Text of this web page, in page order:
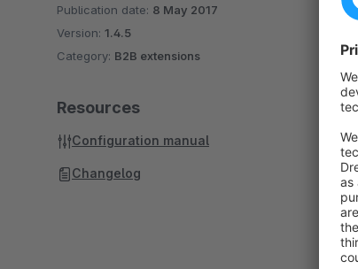
Publication date: 8 May 2017
Version: 1.4.5
Category: B2B extensions
Resources
Configuration manual
Changelog